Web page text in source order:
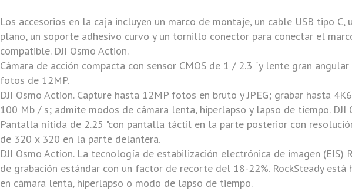
Los accesorios en la caja incluyen un marco de montaje, un cable USB tipo
plano, un soporte adhesivo curvo y un tornillo conector para conectar el
compatible. DJI Osmo Action.
Cámara de acción compacta con sensor CMOS de 1 / 2.3 "y lente gran
fotos de 12MP.
DJI Osmo Action. Capture hasta 12MP fotos en bruto y JPEG; grabar hasta
100 Mb / s; admite modos de cámara lenta, hiperlapso y lapso de tiempo. DJI
Pantalla nítida de 2.25 "con pantalla táctil en la parte posterior con
de 320 x 320 en la parte delantera.
DJI Osmo Action. La tecnología de estabilización electrónica de imagen (EIS)
de grabación estándar con un factor de recorte del 18-22%. RockSteady
en cámara lenta, hiperlapso o modo de lapso de tiempo.